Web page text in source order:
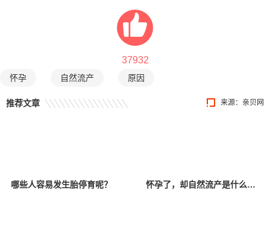
37932
怀孕 自然流产 原因
来源： 亲贝网
推荐文章
哪些人容易发生胎停育呢？ 怀孕了，却自然流产是什么原因？